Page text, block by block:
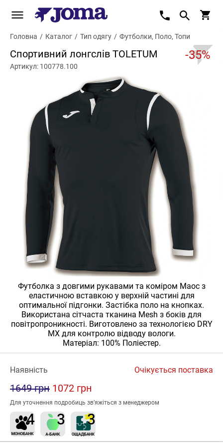
Головна / Каталог / Тип одягу / Футболки, Поло, Топи
Спортивний лонгслів TOLETUM -35%
Артикул: 100778.100
Футболка з довгими рукавами та коміром Маос з
еластичною вставкою у верхній частині для
оптимальної підгонки. Застібка поло на кнопках.
Використана сітчаста тканина Mesh з боків для
повітропроникності. Виготовлено за технологією DRY
MX для контролю відводу вологи.
Матеріал: 100% Поліестер.
Наявність Очікується поставка
1649 грн 1072 грн
Для уточнення подробиць зв’яжіться з менеджером